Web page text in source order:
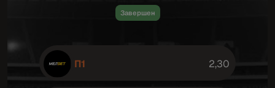
Завершен
П1 2,30